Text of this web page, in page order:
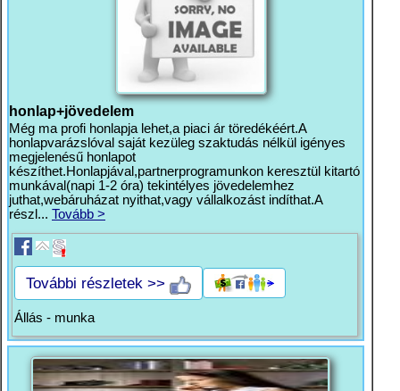
honlap+jövedelem
Még ma profi honlapja lehet,a piaci ár töredékéért.A
honlapvarázslóval saját kezüleg szaktudás nélkül igényes
megjelenésű honlapot
készíthet.Honlapjával,partnerprogramunkon keresztül kitartó
munkával(napi 1-2 óra) tekintélyes jövedelemhez
juthat,webáruházat nyithat,vagy vállalkozást indíthat.A
részl... Tovább >
További részletek >>
Állás - munka